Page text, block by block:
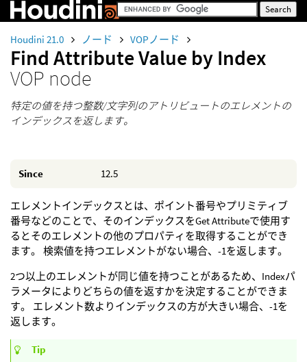
Houdini 21.0 ノード VOPノード
Find Attribute Value by Index
VOP node
特定の値を持つ整数/文字列のアトリビュートのエレメントの
インデックスを返します。
Since 12.5
エレメントインデックスとは、ポイント番号やプリミティブ
番号などのことで、そのインデックスをGet Attributeで使用す
るとそのエレメントの他のプロパティを取得することができ
ます。 検索値を持つエレメントがない場合、-1を返します。
2つ以上のエレメントが同じ値を持つことがあるため、Indexパ
ラメータによりどちらの値を返すかを決定することができま
す。 エレメント数よりインデックスの方が大きい場合、-1を
返します。
Tip